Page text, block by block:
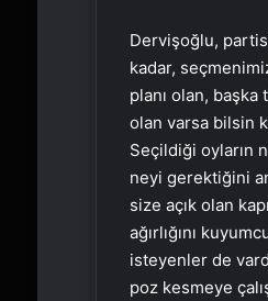
Dervişoğlu,
kadar,
planı olan, başka
olan varsa bilsin
Seçildiği oyların
neyi gerektiğini
size açık olan
ağırlığını
isteyenler de
poz kesmeye